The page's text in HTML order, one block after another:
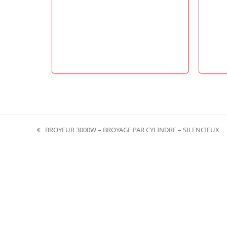
previous
BROYEUR 3000W – BROYAGE PAR CYLINDRE – SILENCIEUX